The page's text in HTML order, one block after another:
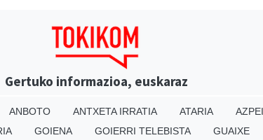
Gertuko informazioa, euskaraz
ANBOTO ANTXETA IRRATIA ATARIA
GOIENA GOIERRI TELEBISTA GUAIXE